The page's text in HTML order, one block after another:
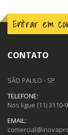
Entrar em
CONTATO
SÃO PAULO - SP
TELEFONE:
Nos ligue (11) 3110-
EMAIL: